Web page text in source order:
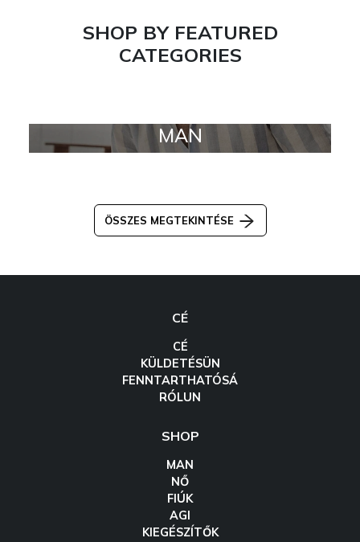
SHOP BY FEATURED
CATEGORIES
MAN
ÖSSZES MEGTEKINTÉSE
CÉ
CÉ
KÜLDETÉSÜN
FENNTARTHATÓSÁ
RÓLUN
SHOP
MAN
NŐ
FIÚK
AGI
KIEGÉSZÍTŐK